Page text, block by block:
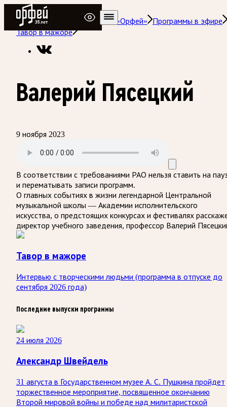
Радио Орфей
Радио классической музыки «Орфей»
Программы в эфире
Тавор в мажоре
Валерий Пясецкий
9 ноября 2023
В соответствии с требованиями РАО нельзя ставить на
и перематывать записи программ.
О главных событиях в жизни легендарной Центральной
музыкальной школы — Академии исполнительского
искусства, о предстоящих конкурсах и фестивалях
директор учебного заведения, профессор Валерий
Тавор в мажоре
Интервью с творческими людьми (программа в отпуске до
сентября 2026 года)
Последние выпуски программы
24 июля 2026
Александр Швейдель
31 августа в Государственном музее А. С. Пушкина пройдет
торжественное мероприятие, посвященное окончанию
Второй мировой войны и победе над милитаристской